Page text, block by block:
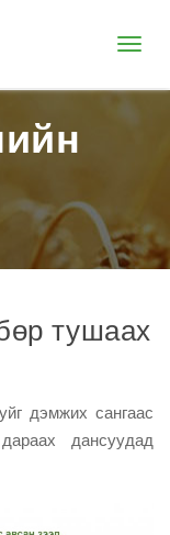
Цэс
тушаах
дэмжих сангаас
дансуудад